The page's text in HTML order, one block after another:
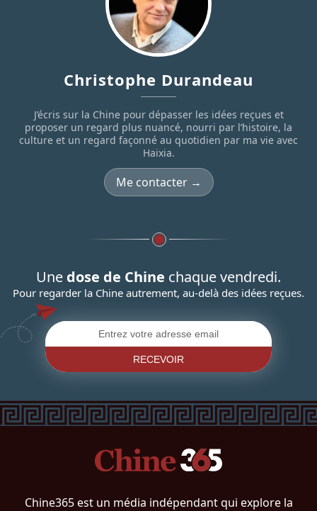
Christophe Durandeau
J’écris sur la Chine pour dépasser les idées reçues et
proposer un regard plus nuancé, nourri par l’histoire, la
culture et un regard façonné au quotidien par ma vie avec
Haixia.
Me contacter →
Une dose de Chine chaque vendredi.
Pour regarder la Chine autrement, au-delà des idées reçues.
RECEVOIR
Chine365 est un média indépendant qui explore la